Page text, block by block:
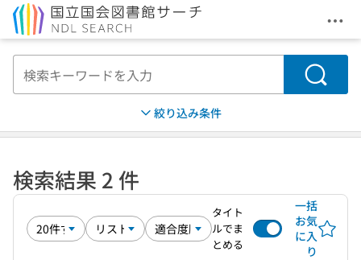
メ
検索
絞り込み条件
検索結果 2 件
タイト
ルでま
とめる
一括
お気
に入
り